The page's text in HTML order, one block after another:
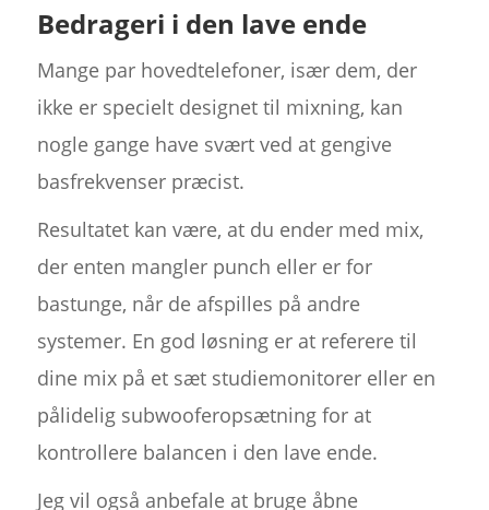
Bedrageri i den lave ende
Mange par hovedtelefoner, især dem, der
ikke er specielt designet til mixning, kan
nogle gange have svært ved at gengive
basfrekvenser præcist.
Resultatet kan være, at du ender med mix,
der enten mangler punch eller er for
bastunge, når de afspilles på andre
systemer. En god løsning er at referere til
dine mix på et sæt studiemonitorer eller en
pålidelig subwooferopsætning for at
kontrollere balancen i den lave ende.
Jeg vil også anbefale at bruge åbne